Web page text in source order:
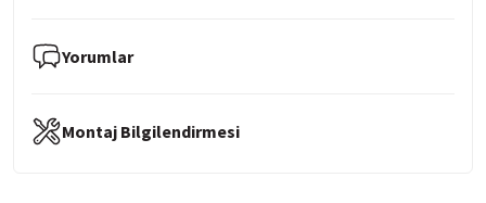
Yorumlar
Montaj Bilgilendirmesi